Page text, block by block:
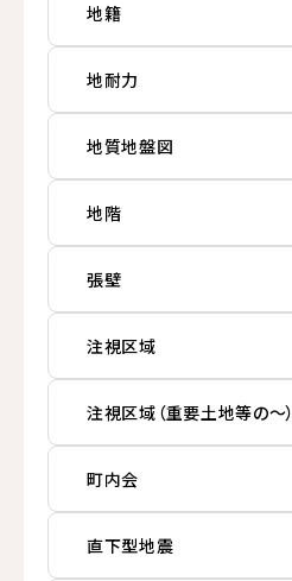
地籍
地耐力
地質地盤図
地階
張壁
注視区域
注視区域（重要土地等の〜）
町内会
直下型地震